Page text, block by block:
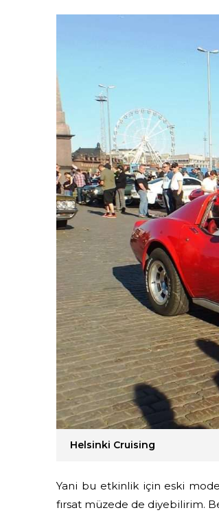
Helsinki Cruising
Yani bu etkinlik için eski
fırsat müzede de diyebilirim.